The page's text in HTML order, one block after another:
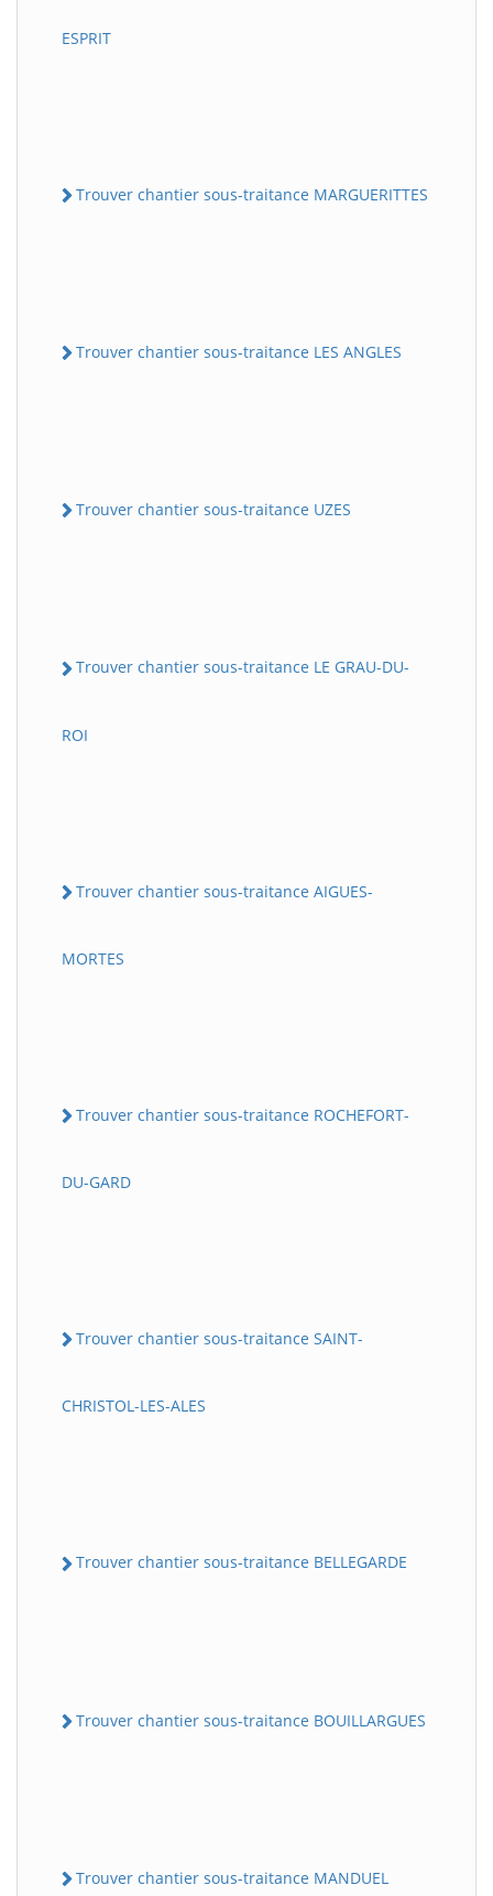
ESPRIT
Trouver chantier sous-traitance MARGUERITTES
Trouver chantier sous-traitance LES ANGLES
Trouver chantier sous-traitance UZES
Trouver chantier sous-traitance LE GRAU-DU-
ROI
Trouver chantier sous-traitance AIGUES-
MORTES
Trouver chantier sous-traitance ROCHEFORT-
DU-GARD
Trouver chantier sous-traitance SAINT-
CHRISTOL-LES-ALES
Trouver chantier sous-traitance BELLEGARDE
Trouver chantier sous-traitance BOUILLARGUES
Trouver chantier sous-traitance MANDUEL